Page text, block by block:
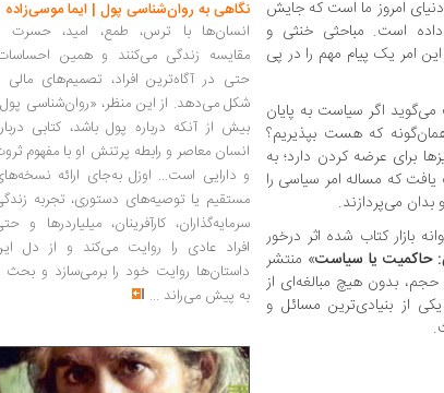
امروز ما است که جایش
است. مباحثی خنثی و
امر یک پیام مهم را در پی
اگر سیاست به پایان
که هست بپذیریم؟
برای عرضه کردن دارد؛ به
که مساله امر سیاسی را
می‌پردازند.
بازار کتاب شده اثر درخور
یا سیاست» منتشر
حجم، بدون هیچ مبالغه‌ای از
از بنیادی‌ترین مسائل و
نگاهی به روان‌شناسی پول | ایما موسی‌زاده
انسان‌ها با ترس، طمع، امید، حسرت
مقایسه زندگی می‌کنند و همین
حتی در آگاه‌ترین افراد، تصمیم‌های مالی
شکل می‌دهد. از این منظر، «روان‌شناسی
بیش از آنکه درباره پول باشد، کتابی
انسان معاصر و رابطه پرتنش او با مفهوم
و دارایی است... اوزل به‌جای ارائه
مستقیم یا توصیه‌های دستوری، تجربه
سرمایه‌گذاران، کارآفرینان، میلیاردرها و
افراد عادی را روایت می‌کند و از دل
داستان‌ها روایت خود را برمی‌سازد و بحث
به پیش می‌راند ...